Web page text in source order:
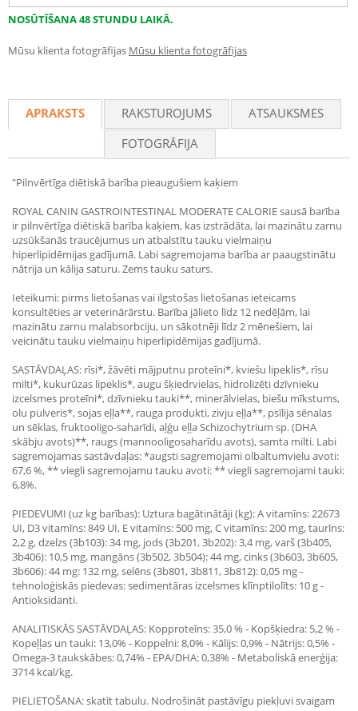
NOSŪTĪŠANA 48 STUNDU LAIKĀ.
Mūsu klienta fotogrāfijas Mūsu klienta fotogrāfijas
APRAKSTS RAKSTUROJUMS
ATSAUKSMES
FOTOGRĀFIJA
"Pilnvērtīga diētiskā barība pieaugušiem kaķiem
ROYAL CANIN GASTROINTESTINAL MODERATE CALORIE sausā barība
ir pilnvērtīga diētiskā barība kaķiem, kas izstrādāta, lai mazinātu zarnu
uzsūkšanās traucējumus un atbalstītu tauku vielmaiņu
hiperlipidēmijas gadījumā. Labi sagremojama barība ar paaugstinātu
nātrija un kālija saturu. Zems tauku saturs.
Ieteikumi: pirms lietošanas vai ilgstošas lietošanas ieteicams
konsultēties ar veterinārārstu. Barība jālieto līdz 12 nedēļām, lai
mazinātu zarnu malabsorbciju, un sākotnēji līdz 2 mēnešiem, lai
veicinātu tauku vielmaiņu hiperlipidēmijas gadījumā.
SASTĀVDAĻAS: rīsi*, žāvēti mājputnu proteīni*, kviešu lipeklis*, rīsu
milti*, kukurūzas lipeklis*, augu šķiedrvielas, hidrolizēti dzīvnieku
izcelsmes proteīni*, dzīvnieku tauki**, minerālvielas, biešu mīkstums,
olu pulveris*, sojas eļļa**, rauga produkti, zivju eļļa**, psīlija sēnalas
un sēklas, fruktooligo-saharīdi, aļģu eļļa Schizochytrium sp. (DHA
skābju avots)**, raugs (mannooligosaharīdu avots), samta milti. Labi
sagremojamas sastāvdaļas: *augsti sagremojami olbaltumvielu avoti:
67,6 %, ** viegli sagremojamu tauku avoti: ** viegli sagremojami tauki:
6,8%.
PIEDEVUMI (uz kg barības): Uztura bagātinātāji (kg): A vitamīns: 22673
UI, D3 vitamīns: 849 UI, E vitamīns: 500 mg, C vitamīns: 200 mg, taurīns:
2,2 g, dzelzs (3b103): 34 mg, jods (3b201, 3b202): 3,4 mg, varš (3b405,
3b406): 10,5 mg, mangāns (3b502, 3b504): 44 mg, cinks (3b603, 3b605,
3b606): 44 mg: 132 mg, selēns (3b801, 3b811, 3b812): 0,05 mg -
tehnoloģiskās piedevas: sedimentāras izcelsmes klīnptilolīts: 10 g -
Antioksidanti.
ANALITISKĀS SASTĀVDAĻAS: Kopproteīns: 35,0 % - Kopšķiedra: 5,2 % -
Kopeļļas un tauki: 13,0% - Koppelni: 8,0% - Kālijs: 0,9% - Nātrijs: 0,5% -
Omega-3 taukskābes: 0,74% - EPA/DHA: 0,38% - Metaboliskā enerģija:
3714 kcal/kg.
PIELIETOŠANA: skatīt tabulu. Nodrošināt pastāvīgu piekļuvi svaigam